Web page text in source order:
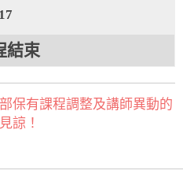
結束
保有課程調整及講師異動的
諒！